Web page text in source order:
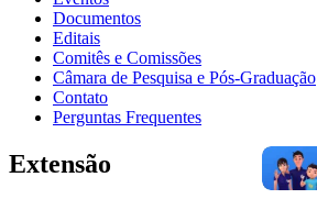
Documentos
Editais
Comitês e Comissões
Câmara de Pesquisa e Pós-Graduação
Contato
Perguntas Frequentes
Extensão